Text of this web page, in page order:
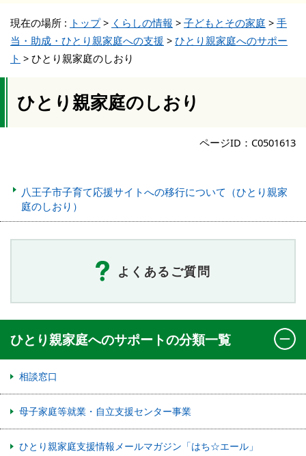
現在の場所 : トップ> くらしの情報 > 子どもとその家庭 > 手
当・助成・ひとり親家庭への支援 > ひとり親家庭へのサポー
ト > ひとり親家庭のしおり
ひとり親家庭のしおり
ページID：C0501613
八王子市子育て応援サイトへの移行について（ひとり親家
庭のしおり）
よくあるご質問
ひとり親家庭へのサポートの分類一覧
相談窓口
母子家庭等就業・自立支援センター事業
ひとり親家庭支援情報メールマガジン「はち☆エール」